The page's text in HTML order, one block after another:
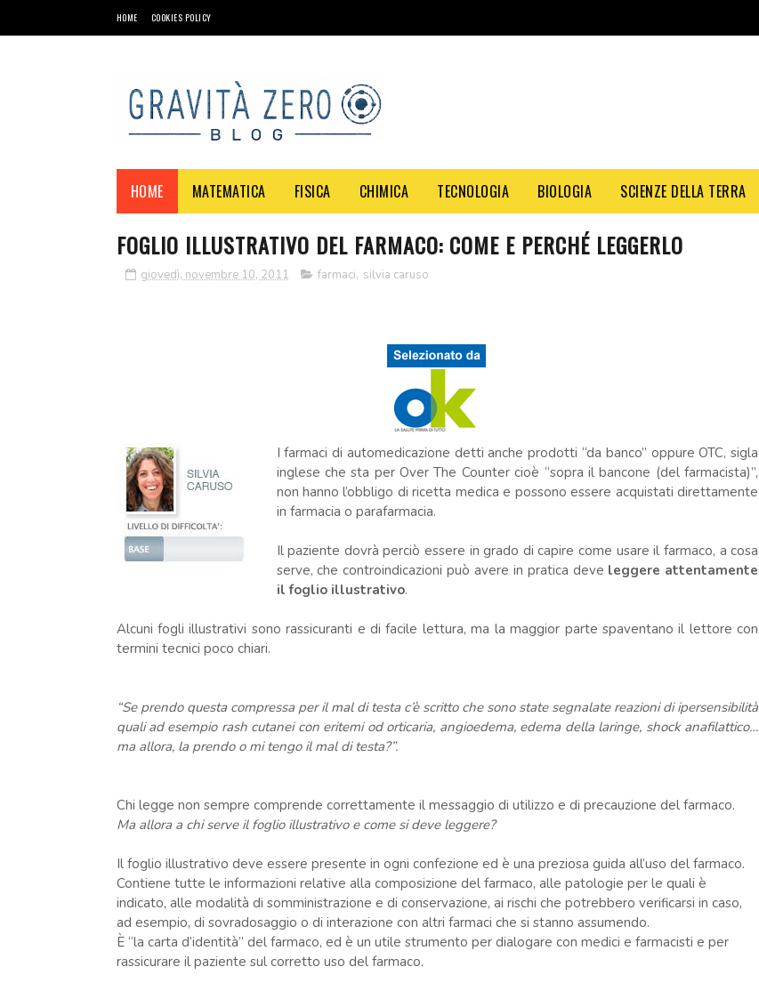
HOME COOKIES POLICY
HOME MATEMATICA FISICA CHIMICA TECNOLOGIA BIOLOGIA SCIENZE DELLA TERRA
FOGLIO ILLUSTRATIVO DEL FARMACO: COME E PERCHÉ LEGGERLO
giovedì, novembre 10, 2011 farmaci, silvia caruso
I farmaci di automedicazione detti anche prodotti “da banco” oppure OTC, sigla
inglese che sta per Over The Counter cioè “sopra il bancone (del farmacista)”,
non hanno l’obbligo di ricetta medica e possono essere acquistati direttamente
in farmacia o parafarmacia.
Il paziente dovrà perciò essere in grado di capire come usare il farmaco, a cosa
serve, che controindicazioni può avere in pratica deve leggere attentamente
il foglio illustrativo.
Alcuni fogli illustrativi sono rassicuranti e di facile lettura, ma la maggior parte spaventano il lettore con
termini tecnici poco chiari.
“Se prendo questa compressa per il mal di testa c’è scritto che sono state segnalate reazioni di ipersensibilità
quali ad esempio rash cutanei con eritemi od orticaria, angioedema, edema della laringe, shock anafilattico…
ma allora, la prendo o mi tengo il mal di testa?”.
Chi legge non sempre comprende correttamente il messaggio di utilizzo e di precauzione del farmaco.
Ma allora a chi serve il foglio illustrativo e come si deve leggere?
Il foglio illustrativo deve essere presente in ogni confezione ed è una preziosa guida all’uso del farmaco.
Contiene tutte le informazioni relative alla composizione del farmaco, alle patologie per le quali è
indicato, alle modalità di somministrazione e di conservazione, ai rischi che potrebbero verificarsi in caso,
ad esempio, di sovradosaggio o di interazione con altri farmaci che si stanno assumendo.
È “la carta d’identità” del farmaco, ed è un utile strumento per dialogare con medici e farmacisti e per
rassicurare il paziente sul corretto uso del farmaco.